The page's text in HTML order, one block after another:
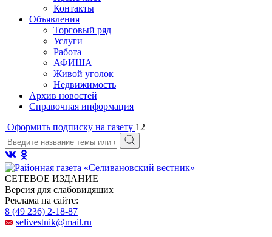
Контакты
Объявления
Торговый ряд
Услуги
Работа
АФИША
Живой уголок
Недвижимость
Архив новостей
Справочная информация
Оформить подписку на газету 12+
СЕТЕВОЕ ИЗДАНИЕ
Версия для слабовидящих
Реклама на сайте:
8 (49 236) 2-18-87
selivestnik@mail.ru